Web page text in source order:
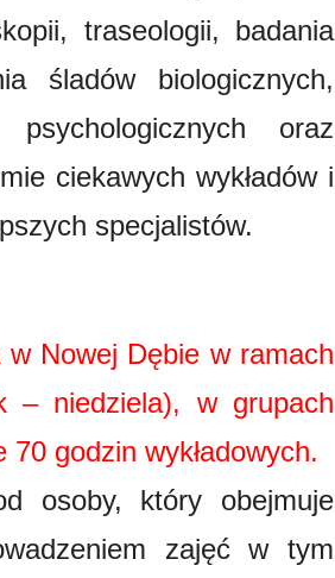
traseologii, badania
śladów biologicznych,
oraz
ciekawych wykładów i
specjalistów.
Nowej Dębie w ramach
– niedziela), w grupach
godzin wykładowych.
osoby, który obejmuje
zajęć w tym